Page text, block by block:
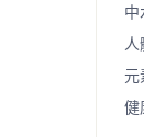
人
元
健